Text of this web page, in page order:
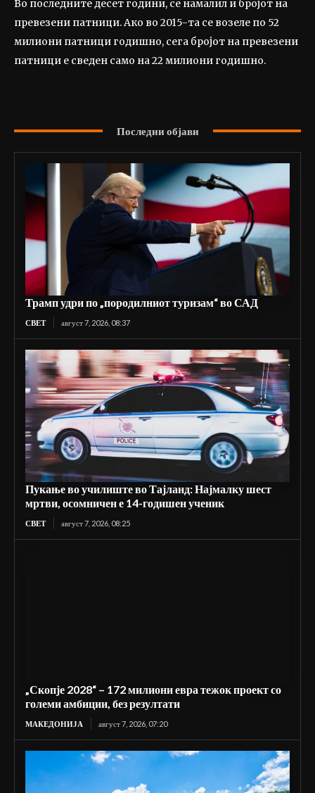
Во последните десет години, се намалил и бројот на
превезени патници. Ако во 2015-та се возеле по 52
милиони патници годишно, сега бројот на превезени
патници е сведен само на 22 милиони годишно.
Последни објави
Трамп удри по „породилниот туризам“ во САД
СВЕТ август 7, 2026, 08:37
Пукање во училиште во Тајланд: Најмалку шест
мртви, осомничен е 14-годишен ученик
СВЕТ август 7, 2026, 08:25
„Скопје 2028“ – 172 милиони евра тежок проект со
големи амбиции, без резултати
МАКЕДОНИЈА август 7, 2026, 07:20